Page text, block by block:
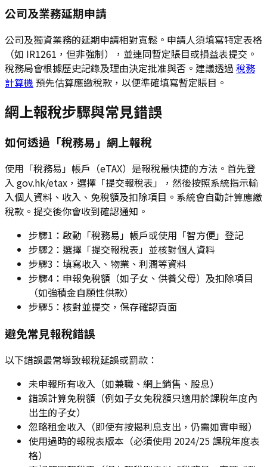
公司及業務延期申請
公司及獨資業務的延期申請相對寬鬆。申請人須填寫特定表格
（如 IR1261，但非強制），並連同暫定賬目或損益表提交。
稅務局會根據歷史記錄及理由決定批准與否。建議透過 稅務
計算機 預先估算應繳稅款，以便準確填寫暫定賬目。
網上報稅步驟與常見錯誤
如何透過「稅務易」網上報稅
使用「稅務易」帳戶（eTAX）是報稅最快捷的方法。首先登
入 gov.hk/etax，選擇「提交報稅表」，然後按照系統指示輸
入個人資料、收入、免稅額及扣除項目。系統會自動計算應繳
稅款。提交後你會收到確認通知。
步驟1：啟動「稅務易」帳戶或使用「智方便」登記
步驟2：選擇「提交報稅表」並核對個人資料
步驟3：填寫收入、物業、利潤等資料
步驟4：申報免稅額（如子女、供養父母）及扣除項目
（如強積金自願性供款）
步驟5：核對並提交，保存確認頁面
避免常見報稅錯誤
以下錯誤最常導致報稅延誤或罰款：
未申報所有收入（如兼職、網上銷售、股息）
錯誤計算免稅額（例如子女免稅額只適用於課稅年度內
出生的子女）
忽略租金收入（即使有按揭利息支出，仍需如實申報）
使用過時的報稅表版本（必須使用 2024/25 課稅年度表
格）